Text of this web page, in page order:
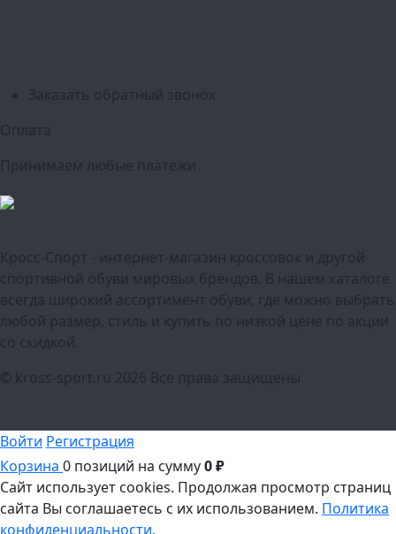
Заказать обратный звонок
Оплата
Принимаем любые платежи
Кросс-Спорт - интернет-магазин кроссовок и другой
спортивной обуви мировых брендов. В нашем каталоге
всегда широкий ассортимент обуви, где можно выбрать
любой размер, стиль и купить по низкой цене по акции
со скидкой.
© kross-sport.ru
2026 Все права защищены
Войти Регистрация
Корзина 0 позиций на сумму0 ₽
Сайт использует cookies. Продолжая просмотр страниц
сайта Вы соглашаетесь с их использованием. Политика
конфиденциальности.